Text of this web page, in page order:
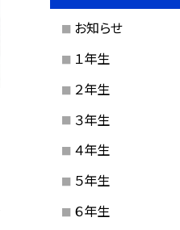
お知らせ
１年生
２年生
３年生
４年生
５年生
６年生